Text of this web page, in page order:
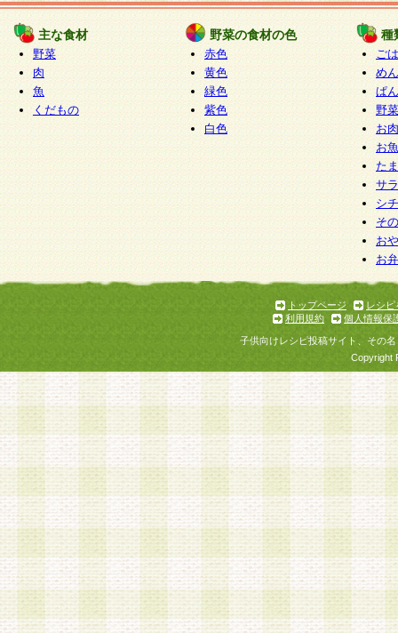
主な食材
野菜
肉
魚
くだもの
野菜の食材の色
赤色
黄色
緑色
紫色
白色
種
ご
めん
ぱん
野
お
お
た
サ
シ
そ
お
お
トップページ
レシピ
利用規約
個人情報保
子供向けレシピ投稿サイト、その
Copyright